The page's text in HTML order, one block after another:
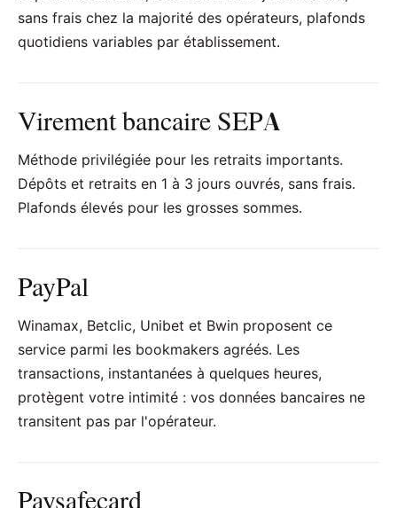
sans frais chez la majorité des opérateurs, plafonds
quotidiens variables par établissement.
Virement bancaire SEPA
Méthode privilégiée pour les retraits importants.
Dépôts et retraits en 1 à 3 jours ouvrés, sans frais.
Plafonds élevés pour les grosses sommes.
PayPal
Winamax, Betclic, Unibet et Bwin proposent ce
service parmi les bookmakers agréés. Les
transactions, instantanées à quelques heures,
protègent votre intimité : vos données bancaires ne
transitent pas par l'opérateur.
Paysafecard